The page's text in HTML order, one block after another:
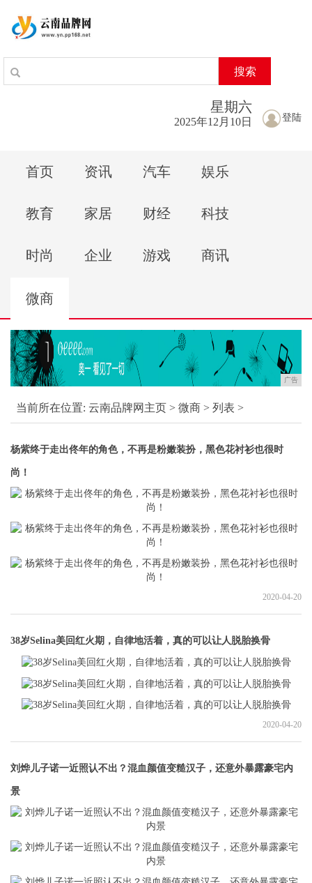
搜索
登陆
星期六
2025年12月10日
首页 资讯 汽车 娱乐
教育 家居 财经 科技
时尚 企业 游戏 商讯
微商
广告
当前所在位置: 云南品牌网主页 > 微商 > 列表 >
杨紫终于走出佟年的角色，不再是粉嫩装扮，黑色花衬衫也很时
尚！
2020-04-20
38岁Selina美回红火期，自律地活着，真的可以让人脱胎换骨
2020-04-20
刘烨儿子诺一近照认不出？混血颜值变糙汉子，还意外暴露豪宅内
景